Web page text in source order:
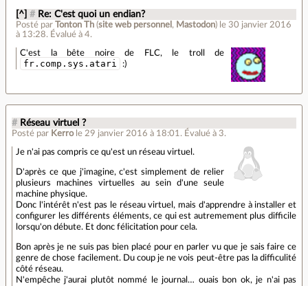
[^] # Re: C'est quoi un endian?
Posté parTonton Th (site web personnel , Mastodon) le 30 janvier 2016
à 13:28. Évalué à4.
C'est la bête noire de FLC, le troll de
fr.comp.sys.atari :)
# Réseau virtuel ?
Posté par Kerro le 29 janvier 2016 à 18:01 . Évalué à 3.
Je n'ai pas compris ce qu'est un réseau virtuel.
D'après ce que j'imagine, c'est simplement de relier
plusieurs machines virtuelles au sein d'une seule
machine physique.
Donc l'intérêt n'est pas le réseau virtuel, mais d'apprendre à installer et
configurer les différents éléments, ce qui est autremement plus difficile
lorsqu'on débute. Et donc félicitation pour cela.
Bon après je ne suis pas bien placé pour en parler vu que je sais faire ce
genre de chose facilement. Du coup je ne vois peut-être pas la difficulité
côté réseau.
N'empêche j'aurai plutôt nommé le journal… ouais bon ok, je n'ai pas